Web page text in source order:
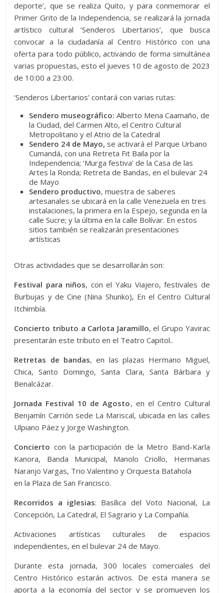
deporte’, que se realiza Quito, y para conmemorar el
Primer Grito de la Independencia, se realizará la jornada
artístico cultural ‘Senderos Libertarios’, que busca
convocar a la ciudadanía al Centro Histórico con una
oferta para todo público, activando de forma simultánea
varias propuestas, esto el jueves 10 de agosto de 2023
de 10:00 a 23:00.
‘Senderos Libertarios’ contará con varias rutas:
Sendero museográfico: Alberto Mena Caamaño, de
la Ciudad, del Carmen Alto, el Centro Cultural
Metropolitano y el Atrio de la Catedral
Sendero 24 de Mayo, se activará el Parque Urbano
Cumandá, con una Retreta Fit Baila por la
Independencia; ‘Murga festiva’ de la Casa de las
Artes la Ronda; Retreta de Bandas, en el bulevar 24
de Mayo
Sendero productivo, muestra de saberes
artesanales se ubicará en la calle Venezuela en tres
instalaciones, la primera en la Espejo, segunda en la
calle Sucre; y la última en la calle Bolívar. En estos
sitios también se realizarán presentaciones
artísticas
Otras actividades que se desarrollarán son:
Festival para niños, con el Yaku Viajero, festivales de
Burbujas y de Cine (Nina Shunko), En el Centro Cultural
Itchimbía.
Concierto tributo a Carlota Jaramillo, el Grupo Yavirac
presentarán este tributo en el Teatro Capitol..
Retretas de bandas, en las plazas Hermano Miguel,
Chica, Santo Domingo, Santa Clara, Santa Bárbara y
Benalcázar.
Jornada Festival 10 de Agosto, en el Centro Cultural
Benjamín Carrión sede La Mariscal, ubicada en las calles
Ulpiano Páez y Jorge Washington.
Concierto con la participación de la Metro Band-Karla
Kanora, Banda Municipal, Manolo Criollo, Hermanas
Naranjo Vargas, Trio Valentino y Orquesta Batahola
en la Plaza de San Francisco.
Recorridos a iglesias: Basílica del Voto Nacional, La
Concepción, La Catedral, El Sagrario y La Compañía.
Activaciones artísticas culturales de espacios
independientes, en el bulevar 24 de Mayo.
Durante esta jornada, 300 locales comerciales del
Centro Histórico estarán activos. De esta manera se
aporta a la economía del sector y se promueven los